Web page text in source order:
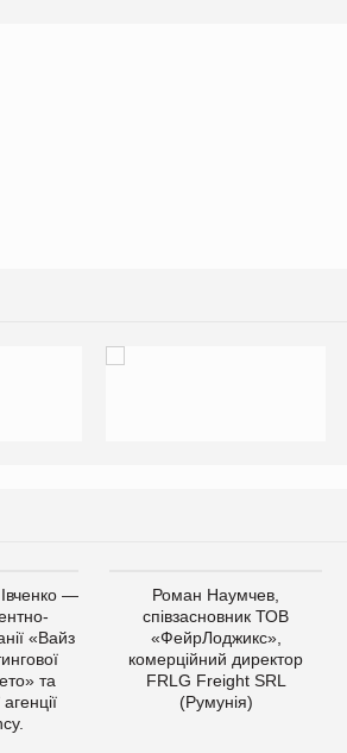
—
«Вайз
та
Роман Наумчев,
співзасновник ТОВ
«ФейрЛоджикс»,
комерційний директор
FRLG Freight SRL
(Румунія)